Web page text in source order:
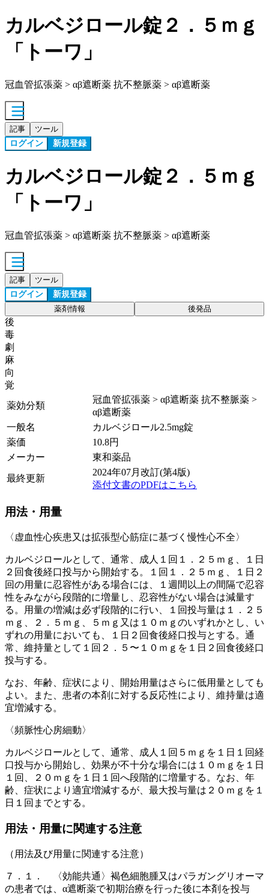
カルベジロール錠２．５ｍｇ
「トーワ」
冠血管拡張薬 > αβ遮断薬 抗不整脈薬 > αβ遮断薬
記事 ツール
ログイン 新規登録
カルベジロール錠２．５ｍｇ
「トーワ」
冠血管拡張薬 > αβ遮断薬 抗不整脈薬 > αβ遮断薬
記事 ツール
ログイン 新規登録
薬剤情報 後発品
後
毒
劇
麻
向
覚
薬効分類
冠血管拡張薬 > αβ遮断薬 抗不整脈薬 >
αβ遮断薬
一般名
カルベジロール2.5mg錠
薬価
10.8円
メーカー
東和薬品
最終更新
2024年07月改訂(第4版)
添付文書のPDFはこちら
用法・用量
〈虚血性心疾患又は拡張型心筋症に基づく慢性心不全〉
カルベジロールとして、通常、成人１回１．２５ｍｇ、１日
２回食後経口投与から開始する。１回１．２５ｍｇ、１日２
回の用量に忍容性がある場合には、１週間以上の間隔で忍容
性をみながら段階的に増量し、忍容性がない場合は減量す
る。用量の増減は必ず段階的に行い、１回投与量は１．２５
ｍｇ、２．５ｍｇ、５ｍｇ又は１０ｍｇのいずれかとし、い
ずれの用量においても、１日２回食後経口投与とする。通
常、維持量として１回２．５〜１０ｍｇを１日２回食後経口
投与する。
なお、年齢、症状により、開始用量はさらに低用量としても
よい。また、患者の本剤に対する反応性により、維持量は適
宜増減する。
〈頻脈性心房細動〉
カルベジロールとして、通常、成人１回５ｍｇを１日１回経
口投与から開始し、効果が不十分な場合には１０ｍｇを１日
１回、２０ｍｇを１日１回へ段階的に増量する。なお、年
齢、症状により適宜増減するが、最大投与量は２０ｍｇを１
日１回までとする。
用法・用量に関連する注意
（用法及び用量に関連する注意）
７．１． 〈効能共通〉褐色細胞腫又はパラガングリオーマ
の患者では、α遮断薬で初期治療を行った後に本剤を投与